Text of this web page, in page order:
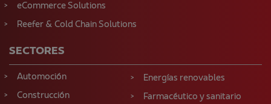
eCommerce Solutions
Reefer & Cold Chain Solutions
SECTORES
Automoción
Construcción
Energías renovables
Farmacéutico y sanitario